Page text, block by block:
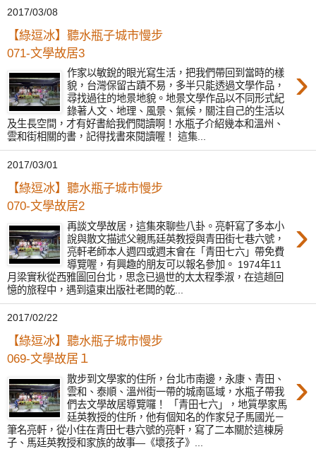
2017/03/08
【綠逗冰】聽水瓶子城市慢步
071-文學故居3
›
作家以敏銳的眼光寫生活，把我們帶回到當時的樣
貌，台灣保留古蹟不易，多半只能透過文學作品，
尋找過往的地景地貌。地景文學作品以不同形式紀
錄著人文、地理、風景、氣候，關注自己的生活以
及生長空間，才有好書給我們閱讀啊！水瓶子介紹幾本和溫州、
雲和街相關的書，記得找書來閱讀喔！ 這集...
2017/03/01
【綠逗冰】聽水瓶子城市慢步
070-文學故居2
›
再談文學故居，這集來聊些八卦。亮軒寫了多本小
說與散文描述父親馬廷英教授與青田街七巷六號，
亮軒老師本人週四或週末會在「青田七六」帶免費
導覽喔，有興趣的朋友可以報名參加。 1974年11
月梁實秋從西雅圖回台北，思念已過世的太太程季淑，在這趟回
憶的旅程中，遇到遠東出版社老闆的乾...
2017/02/22
【綠逗冰】聽水瓶子城市慢步
069-文學故居１
›
散步到文學家的住所，台北市南邊，永康、青田、
雲和、泰順、溫州街一帶的城南區域，水瓶子帶我
們去文學故居導覽囉！ 「青田七六」，地質學家馬
廷英教授的住所，他有個知名的作家兒子馬國光－
筆名亮軒，從小住在青田七巷六號的亮軒，寫了二本關於這棟房
子、馬廷英教授和家族的故事—《壞孩子》...